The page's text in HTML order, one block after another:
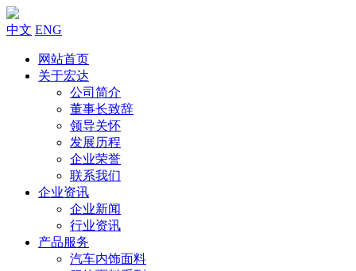
中文 ENG
网站首页
关于宏达
公司简介
董事长致辞
领导关怀
发展历程
企业荣誉
联系我们
企业资讯
企业新闻
行业资讯
产品服务
汽车内饰面料